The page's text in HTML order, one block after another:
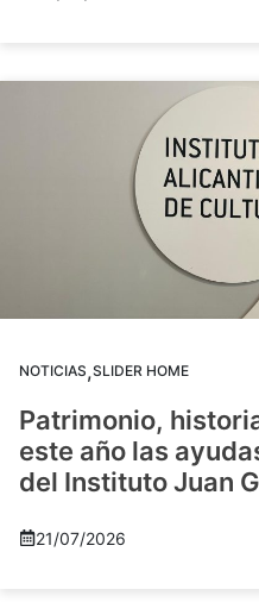
NOTICIAS,SLIDER HOME
Patrimonio,
este año las
del Instituto Juan
21/07/2026